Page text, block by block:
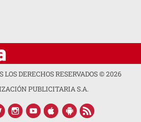
LOS DERECHOS RESERVADOS ©2026
PUBLICITARIA S.A.